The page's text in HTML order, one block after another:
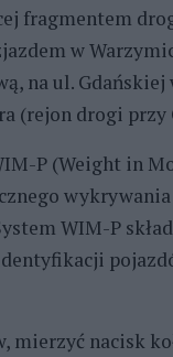
fragmentem
w
na ul.
(rejon drogi przy
P (Weight in
WIM-P
mierzyć nacisk